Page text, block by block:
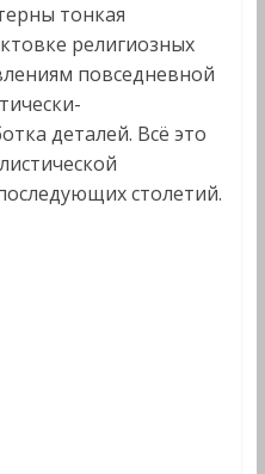
тонкая
религиозных
повседневной
деталей. Всё это
столетий.